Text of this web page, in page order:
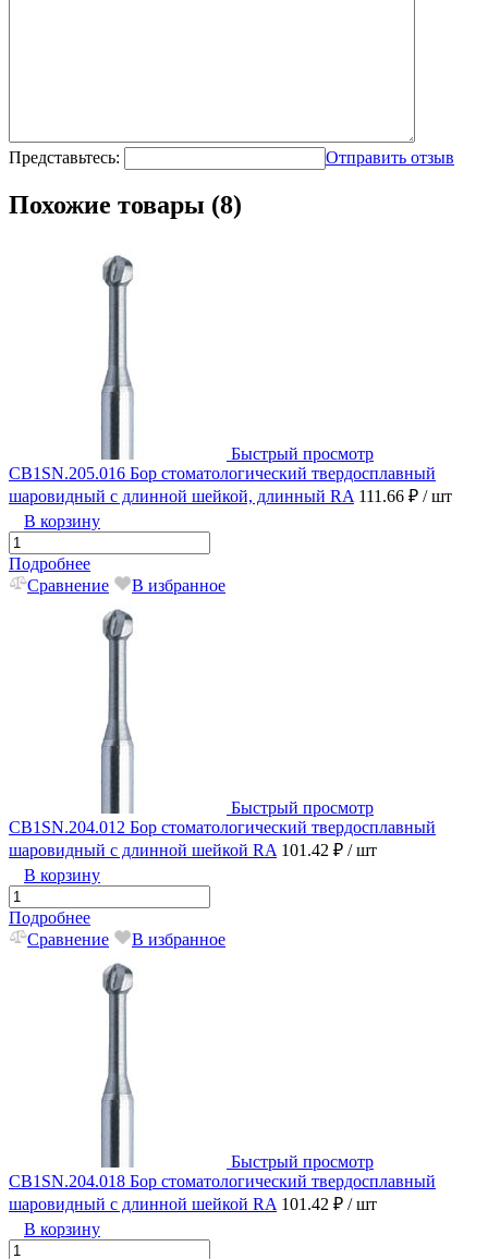
Представьтесь: Отправить отзыв
Похожие товары (8)
Быстрый просмотр
CB1SN.205.016 Бор стоматологический твердосплавный
шаровидный с длинной шейкой, длинный RA 111.66 ₽ / шт
В корзину
Подробнее
Сравнение
В избранное
Быстрый просмотр
CB1SN.204.012 Бор стоматологический твердосплавный
шаровидный с длинной шейкой RA 101.42 ₽ / шт
В корзину
Подробнее
Сравнение
В избранное
Быстрый просмотр
CB1SN.204.018 Бор стоматологический твердосплавный
шаровидный с длинной шейкой RA 101.42 ₽ / шт
В корзину